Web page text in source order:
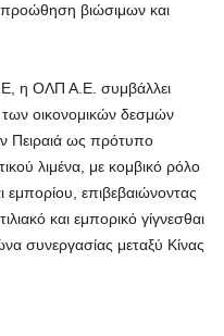
βιώσιμων και
η ΟΛΠ Α.Ε. συμβάλλει
οικονομικών δεσμών
Πειραιά ως πρότυπο
λιμένα, με κομβικό ρόλο
επιβεβαιώνοντας
και εμπορικό γίγνεσθαι
συνεργασίας μεταξύ Κίνας